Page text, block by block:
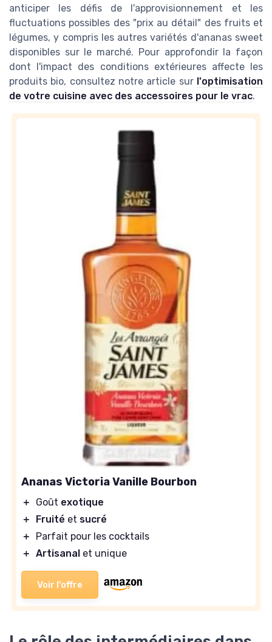
anticiper les défis de l'approvisionnement et les
fluctuations possibles des "prix au détail" des fruits et
légumes, y compris les autres variétés d'ananas sweet
disponibles sur le marché. Pour approfondir la façon
dont l'impact des conditions extérieures affecte les
produits bio, consultez notre article sur l'optimisation
de votre cuisine avec des accessoires pour le vrac.
Ananas Victoria Vanille Bourbon
＋ Goût exotique
＋
Fruité et sucré
＋
Parfait pour les cocktails
＋ Artisanal et unique
Voir l'offre